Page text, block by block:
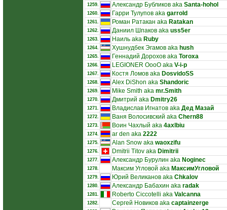
1259. Александр Бубликов aka Santa-hohol
1260. Гарри Тулупов aka garrold
1261. Роман Ратакан aka Ratakan
1262. Даниил Шпаков aka uss5er
1263. Наиль aka Ruby
1264. Хушнудбек Эгамов aka hush
1265. Геннадий Дорохов aka Toroxa
1266. LEGIONER OooO aka V-i-p
1267. Костя Ломов aka DosvidoSS
1268. Alex DiShon aka Shandoric
1269. Mike Smith aka mr.Smith
1270. Дмитрий aka Dmitry26
1271. Владислав Игнатов aka Дед Мазай
1272. Ваня Волосивский aka Chern88
1273. Воин Чахлый aka 4axlbiu
1274. ar den aka 2222
1275. Alan Snow aka waoxzifu
1276. Dmitrii Titov aka Dimitrii
1277. Александр Бурулин aka Noginec
1278. Максим Угловой aka МаксимУгловой
1279. Юрий Великанов aka Chkalov
1280. Александр Бабахин aka radak
1281. Roberto Ciccotelli aka Valcanna
1282. Сергей Новиков aka captainzerge